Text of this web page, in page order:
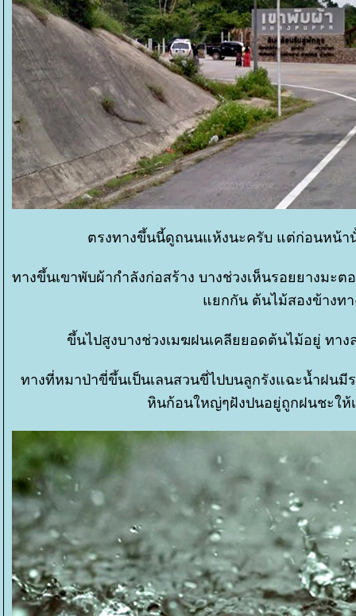
ตรงทางขึ้นนี้ดูถนนแห้งนะครับ แต่ก่อนหน้
ทางขึ้นเขาพับผ้ากำลังก่อสร้าง บางช่วงเห็นรอยยางมะ
กกัน ต้นไม้สองข้างทา
ขึ้นไปสูงบางช่วงเมฆฝนเคลียยอดต้นไม้อยู่ ทา
ทางที่หมาป่าขี่ขึ้นเป็นเลนสวนขี่ไปบนลูกรังแฉะน้ำฝน
หินก้อนใหญ่ๆฝังปนอยู่ถูกฝนชะใ